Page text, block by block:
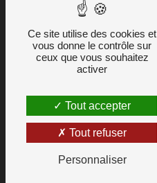
Artisans experts
Alliance Services
et toutes les
immobilière en
Ce site utilise des cookies et
vous donne le contrôle sur
ceux que vous souhaitez
activer
Tout accepter
Tout refuser
Personnaliser